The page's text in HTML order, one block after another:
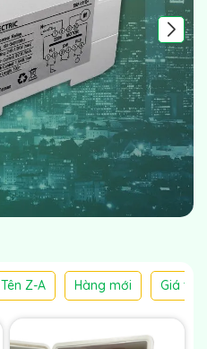
Tên Z-A Hàng mới Giá